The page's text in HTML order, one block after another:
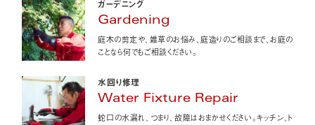
ガーデニング
Gardening
庭木の剪定や、雑草のお悩み、庭造りのご相談まで、お庭の
ことなら何でもご相談ください。
水回り修理
Water Fixture Repair
蛇口の水漏れ、つまり、故障はおまかせください。キッチン、ト